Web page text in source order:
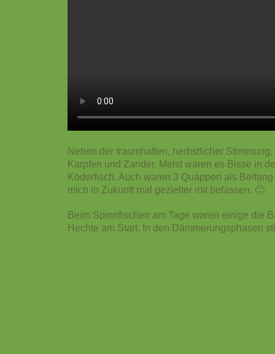
Neben der traumhaften, herbstlicher
Karpfen und Zander. Meist waren es Bisse in
Köderfisch. Auch waren 3 Quappen als
mich in Zukunft mal gezielter mit befassen. 🙂
Beim Spinnfischen am Tage waren einige die
Hechte am Start. In den Dämmerungsphasen